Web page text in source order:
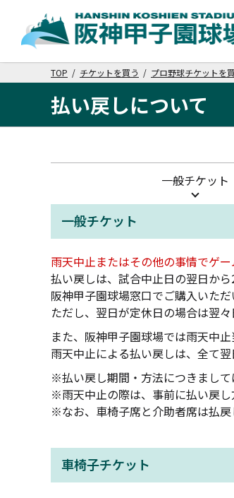
TOP / チケットを買う / プロ野球チケットを
払い戻しについて
一般チケット
一般チケット
雨天中止またはその他の事情でゲ
払い戻しは、試合中止日の翌日か
阪神甲子園球場窓口でご購入いた
ただし、翌日が定休日の場合は翌々
また、阪神甲子園球場では雨天中
雨天中止による払い戻しは、全て
※払い戻し期間・方法につきまして
※雨天中止の際は、事前に払い戻し
※なお、車椅子席と介助者席は払戻
車椅子チケット